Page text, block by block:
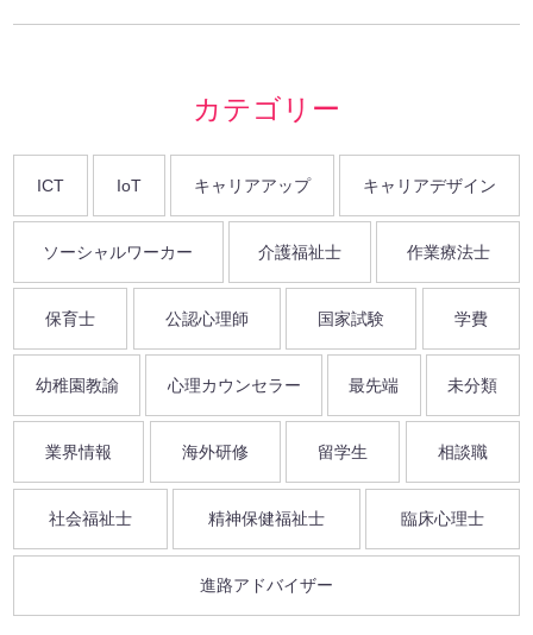
カテゴリー
ICT IoT キャリアアップ キャリアデザイン
ソーシャルワーカー 介護福祉士 作業療法士
保育士 公認心理師 国家試験 学費
幼稚園教諭 心理カウンセラー 最先端 未分類
業界情報 海外研修 留学生 相談職
社会福祉士 精神保健福祉士 臨床心理士
進路アドバイザー